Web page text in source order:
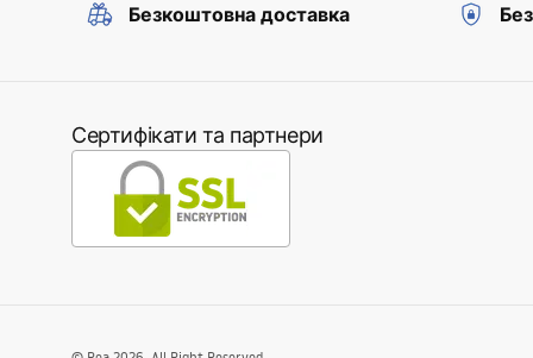
Безкоштовна доставка
Сертифікати та партнери